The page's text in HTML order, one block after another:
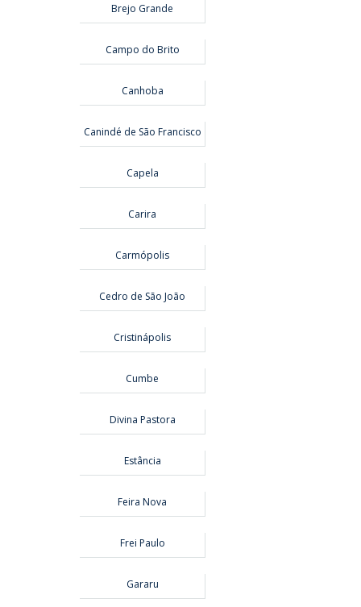
Brejo Grande
Campo do Brito
Canhoba
Canindé de São Francisco
Capela
Carira
Carmópolis
Cedro de São João
Cristinápolis
Cumbe
Divina Pastora
Estância
Feira Nova
Frei Paulo
Gararu